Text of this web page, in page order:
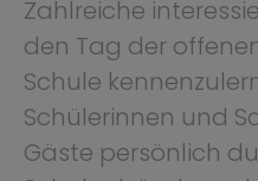
Zahlreiche
den Tag der
Schule
Schülerinnen und
Gäste persönlich